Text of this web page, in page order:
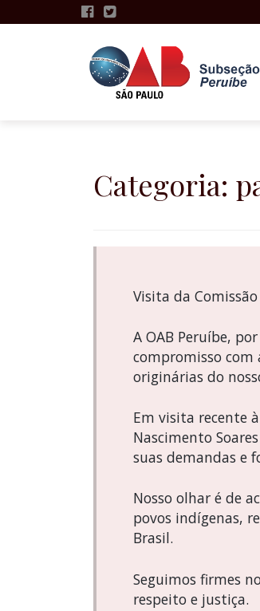
Categoria:
Visita da
A OAB Peruíbe,
compromisso com
originárias do
Em visita recente
Nascimento
suas demandas e
Nosso olhar é de
povos indígenas,
Brasil.
Seguimos firmes
respeito e justiça.